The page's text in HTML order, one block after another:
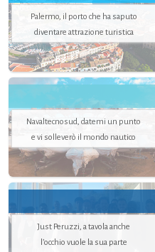
Palermo, il porto che ha saputo
diventare attrazione turistica
Navaltecnosud, datemi un punto
e vi solleverò il mondo nautico
Just Peruzzi, a tavola anche
l’occhio vuole la sua parte